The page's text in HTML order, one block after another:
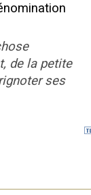
de la petite
ses